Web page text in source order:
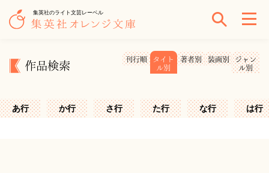
集英社のライト文芸レーベル
作品検索
刊行順
タイト
ル別
著者別 装画別
ジャン
ル別
あ行 か行 さ行 た行 な行 は行